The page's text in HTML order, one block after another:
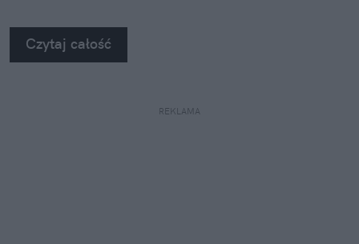
Czytaj całość
REKLAMA